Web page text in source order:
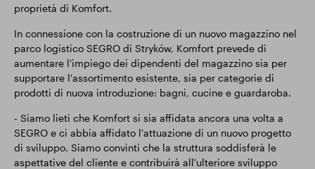
proprietà di Komfort.
In connessione con la costruzione di un nuovo magazzino nel
parco logistico SEGRO di Stryków, Komfort prevede di
aumentare l'impiego dei dipendenti del magazzino sia per
supportare l'assortimento esistente, sia per categorie di
prodotti di nuova introduzione: bagni, cucine e guardaroba.
- Siamo lieti che Komfort si sia affidata ancora una volta a
SEGRO e ci abbia affidato l'attuazione di un nuovo progetto
di sviluppo. Siamo convinti che la struttura soddisferà le
aspettative del cliente e contribuirà all'ulteriore sviluppo